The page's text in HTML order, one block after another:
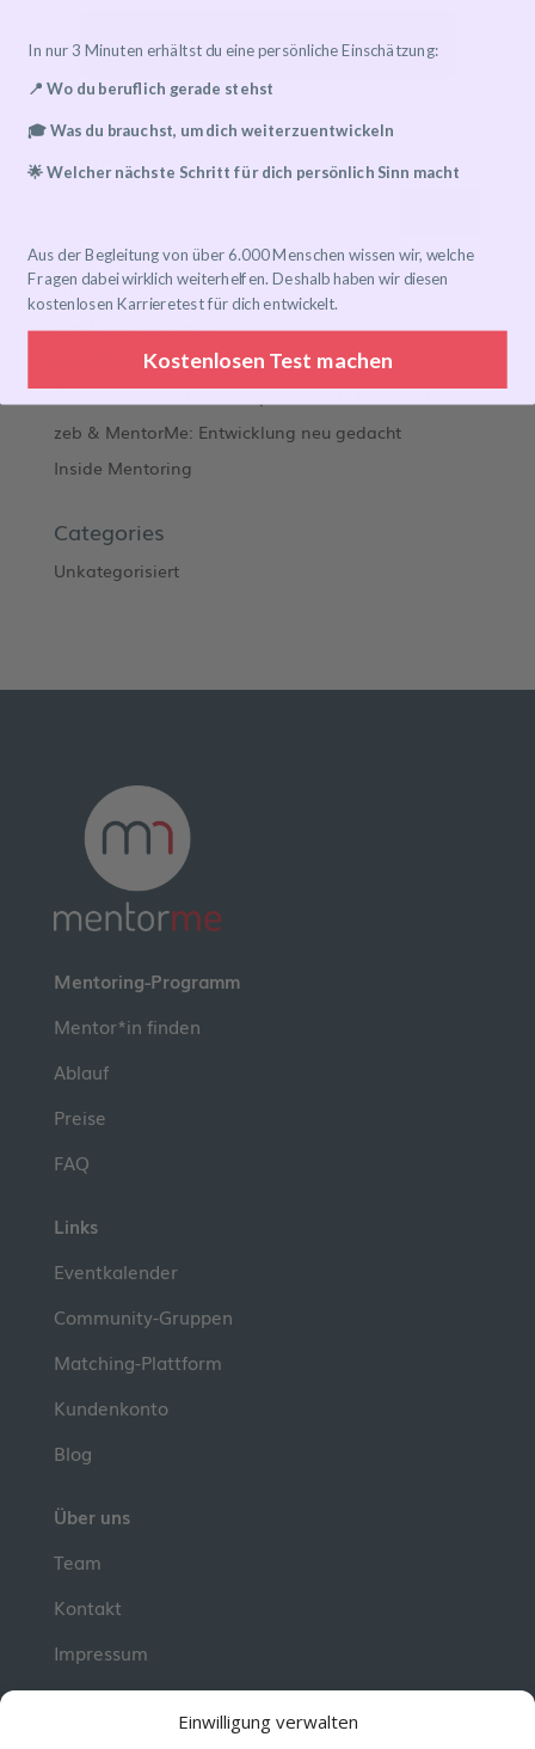
Einwilligung verwalten
Event has already taken place!
Search
Recent Posts
Mentoring Journeys
Meet the Mentor
Transformation leben: Orphoz meets MentorMe
zeb & MentorMe: Entwicklung neu gedacht
Inside Mentoring
Categories
Unkategorisiert
Mentoring-Programm
Mentor*in finden
Ablauf
Preise
FAQ
Links
Eventkalender
Community-Gruppen
Matching-Plattform
Kundenkonto
Blog
Über uns
Team
Kontakt
Impressum
In nur 3 Minuten erhältst du eine persönliche Einschätzung:
📍 Wo du beruflich gerade stehst
🎓 Was du brauchst, um dich weiterzuentwickeln
🌟 Welcher nächste Schritt für dich persönlich Sinn macht
Aus der Begleitung von über 6.000 Menschen wissen wir, welche
Fragen dabei wirklich weiterhelfen. Deshalb haben wir diesen
kostenlosen Karrieretest für dich entwickelt.
Kostenlosen Test machen